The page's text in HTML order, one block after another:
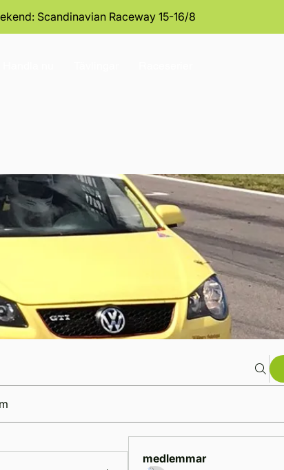
Scandinavian Raceway 15-16/8
medlemmar